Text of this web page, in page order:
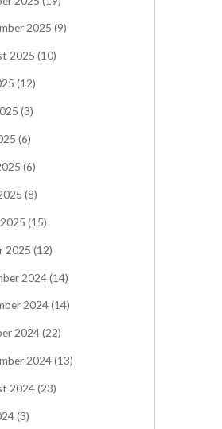
2025 (9)
2025 (10)
(12)
(3)
(6)
(6)
(8)
2025 (15)
2025 (12)
2024(14)
2024(14)
2024(22)
2024(13)
2024(23)
(3)